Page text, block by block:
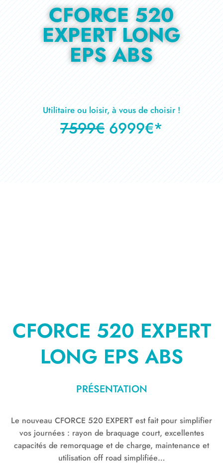
CFORCE 520
EXPERT LONG
EPS ABS
Utilitaire ou loisir, à vous de choisir !
7599€6999€*
CFORCE 520 EXPERT
LONG EPS ABS
PRÉSENTATION
Le nouveau CFORCE 520 EXPERT est fait pour simplifier
vos journées : rayon de braquage court, excellentes
capacités de remorquage et de charge, maintenance et
utilisation off road simplifiée…